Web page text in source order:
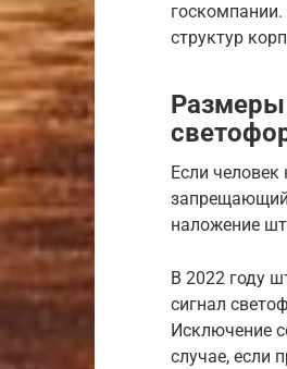
структур
Размеры
Если
запрещающий
наложение
В 2022 году
сигнал
Исключение
случае, если